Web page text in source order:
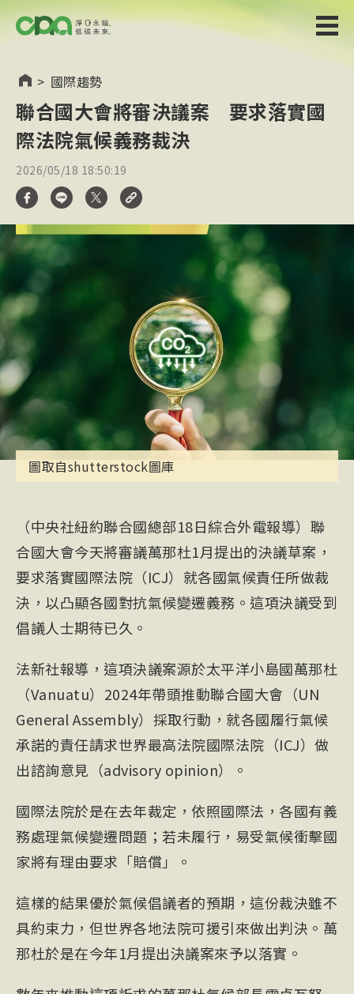
> 國際趨勢
聯合國大會將審決議案 要求落實國
際法院氣候義務裁決
2026/05/18 18:50:19
圖取自shutterstock圖庫
（中央社紐約聯合國總部18日綜合外電報導）聯
合國大會今天將審議萬那杜1月提出的決議草案，
要求落實國際法院（ICJ）就各國氣候責任所做裁
決，以凸顯各國對抗氣候變遷義務。這項決議受到
倡議人士期待已久。
法新社報導，這項決議案源於太平洋小島國萬那杜
（Vanuatu）2024年帶頭推動聯合國大會（UN
General Assembly）採取行動，就各國履行氣候
承諾的責任請求世界最高法院國際法院（ICJ）做
出諮詢意見（advisory opinion）。
國際法院於是在去年裁定，依照國際法，各國有義
務處理氣候變遷問題；若未履行，易受氣候衝擊國
家將有理由要求「賠償」。
這樣的結果優於氣候倡議者的預期，這份裁決雖不
具約束力，但世界各地法院可援引來做出判決。萬
那杜於是在今年1月提出決議案來予以落實。